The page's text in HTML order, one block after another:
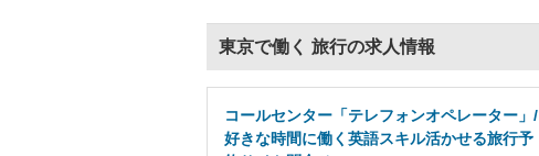
東京で働く 旅行の求人情報
コールセンター「テレフォンオペレーター」/
好きな時間に働く英語スキル活かせる旅行予